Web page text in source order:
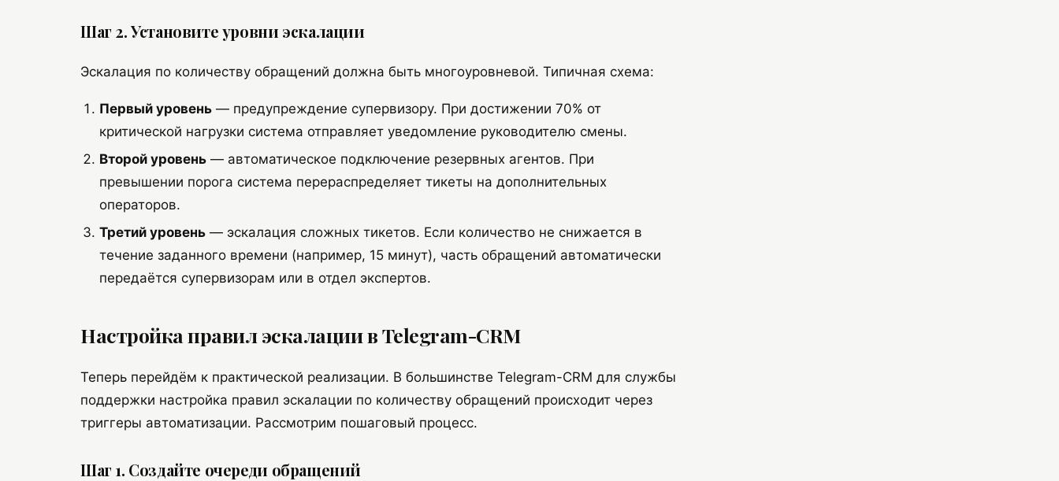
Шаг 2. Установите уровни эскалации
Эскалация по количеству обращений должна быть многоуровневой. Типичная схема:
Первый уровень — предупреждение супервизору. При достижении 70% от
критической нагрузки система отправляет уведомление руководителю смены.
Второй уровень — автоматическое подключение резервных агентов. При
превышении порога система перераспределяет тикеты на дополнительных
операторов.
Третий уровень — эскалация сложных тикетов. Если количество не снижается в
течение заданного времени (например, 15 минут), часть обращений автоматически
передаётся супервизорам или в отдел экспертов.
Настройка правил эскалации в Telegram-CRM
Теперь перейдём к практической реализации. В большинстве Telegram-CRM для службы
поддержки настройка правил эскалации по количеству обращений происходит через
триггеры автоматизации. Рассмотрим пошаговый процесс.
Шаг 1. Создайте очереди обращений